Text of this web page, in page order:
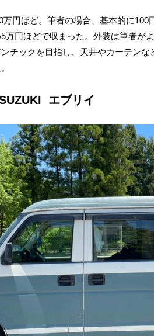
円ほど。筆者の場合、基本的に100
万円ほどで収まった。外装は筆者が
チックを目指し、天井やカーテン
エブリイ